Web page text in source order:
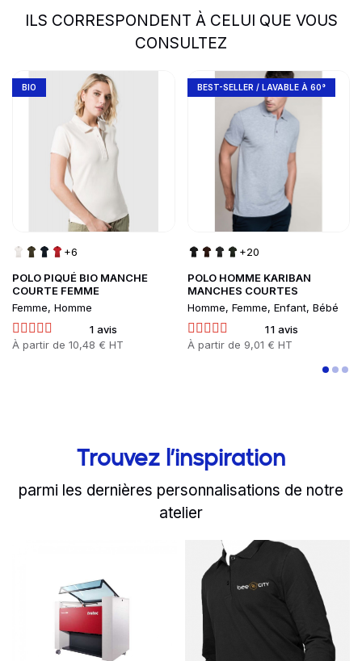
ILS CORRESPONDENT À CELUI QUE VOUS
CONSULTEZ
slide1 to 2 of 5
POLO PIQUÉ BIO MANCHE
COURTE FEMME
Femme, Homme
1 avis
Prix
À partir de 10,48 € HT
BIO
+6
Go to product page
POLO HOMME KARIBAN
MANCHES COURTES
Homme, Femme, Enfant, Bébé
11 avis
Prix
À partir de 9,01 € HT
BEST-SELLER / LAVABLE À 60°
+20
Go to product page
Trouvez l’inspiration
parmi les dernières personnalisations de notre
atelier
Une nouvelle machine
L'équipe
Read more